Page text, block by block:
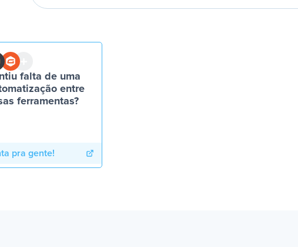
falta de uma
entre
ferramentas?
pra gente!